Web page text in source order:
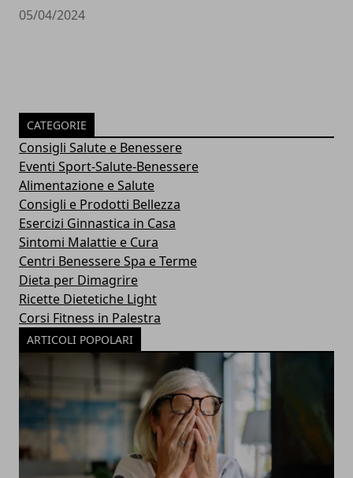
05/04/2024
CATEGORIE
Consigli Salute e Benessere
Eventi Sport-Salute-Benessere
Alimentazione e Salute
Consigli e Prodotti Bellezza
Esercizi Ginnastica in Casa
Sintomi Malattie e Cura
Centri Benessere Spa e Terme
Dieta per Dimagrire
Ricette Dietetiche Light
Corsi Fitness in Palestra
ARTICOLI POPOLARI